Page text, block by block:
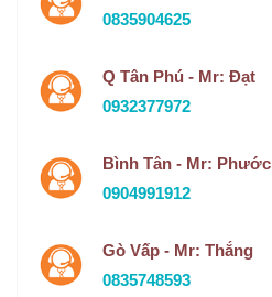
0835904625
Q Tân Phú - Mr: Đạt
0932377972
Bình Tân - Mr: Phước
0904991912
Gò Vấp - Mr: Thắng
0835748593